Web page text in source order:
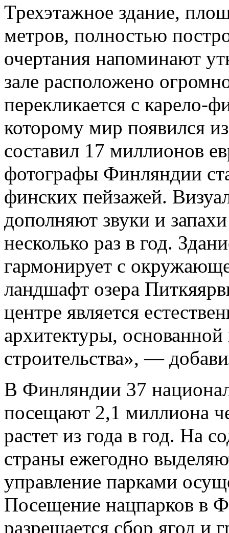
Трехэтажное здание,
метров, полностью
очертания напоминают
зале расположено
перекликается с карело-
которому мир появился
составил 17 миллионов
фотографы Финляндии
финских пейзажей.
дополняют звуки и
несколько раз в год.
гармонирует с
ландшафт озера
центре является
архитектуры,
строительства», —
В Финляндии 37
посещают 2,1 миллиона
растет из года в год. На
страны ежегодно
управление парками
Посещение нацпарков в
разрешается сбор ягод и